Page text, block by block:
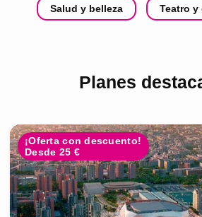
Salud y belleza Teatro
Planes
¡Oferta con descuento!
Desde 25 €